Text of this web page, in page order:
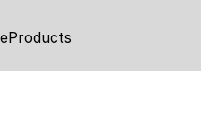
Products